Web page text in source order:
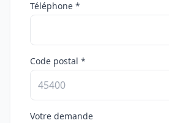
Téléphone *
Code postal *
Votre demande